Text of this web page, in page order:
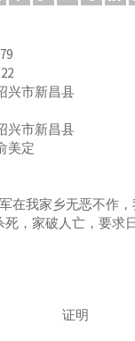
兴市新昌县
兴市新昌县
美定
在我家乡无恶不作
死，家破人亡，要求
证明